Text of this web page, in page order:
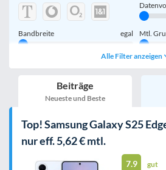
Bandbreite egal Mtl.
egal
nur 5G-Tarife
mobile Festnetznummer
Alle Filter anzeigen
Beiträge
Neueste und Beste
Top! Samsung Galaxy S25
nur eff. 5,62 € mtl.
7.9 gut